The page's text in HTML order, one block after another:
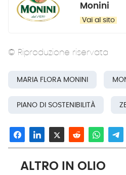
Monini
Vai al sito
© Riproduzione riservata
MARIA FLORA MONINI
PIANO DI SOSTENIBILITÀ
ALTRO IN OLIO